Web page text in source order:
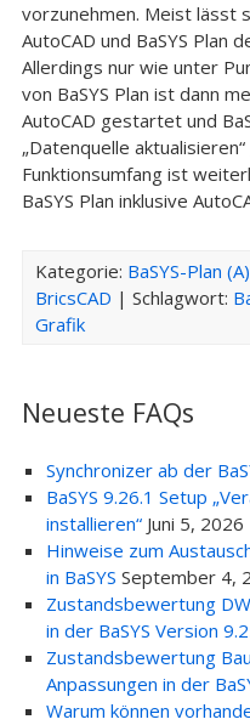
vorzunehmen. Meist lässt
AutoCAD und BaSYS Plan
Allerdings nur wie unter
von BaSYS Plan ist dann
AutoCAD gestartet und
„Datenquelle
Funktionsumfang ist
BaSYS Plan inklusive
Kategorie: BaSYS-Plan
BricsCAD | Schlagwort:
Grafik
Neueste FAQs
Synchronizer ab der
BaSYS 9.26.1 Setup
installieren“ Juni 5, 2026
Hinweise zum
in BaSYS September 4,
Zustandsbewertung
in der BaSYS Version
Zustandsbewertung
Anpassungen in der
Warum können